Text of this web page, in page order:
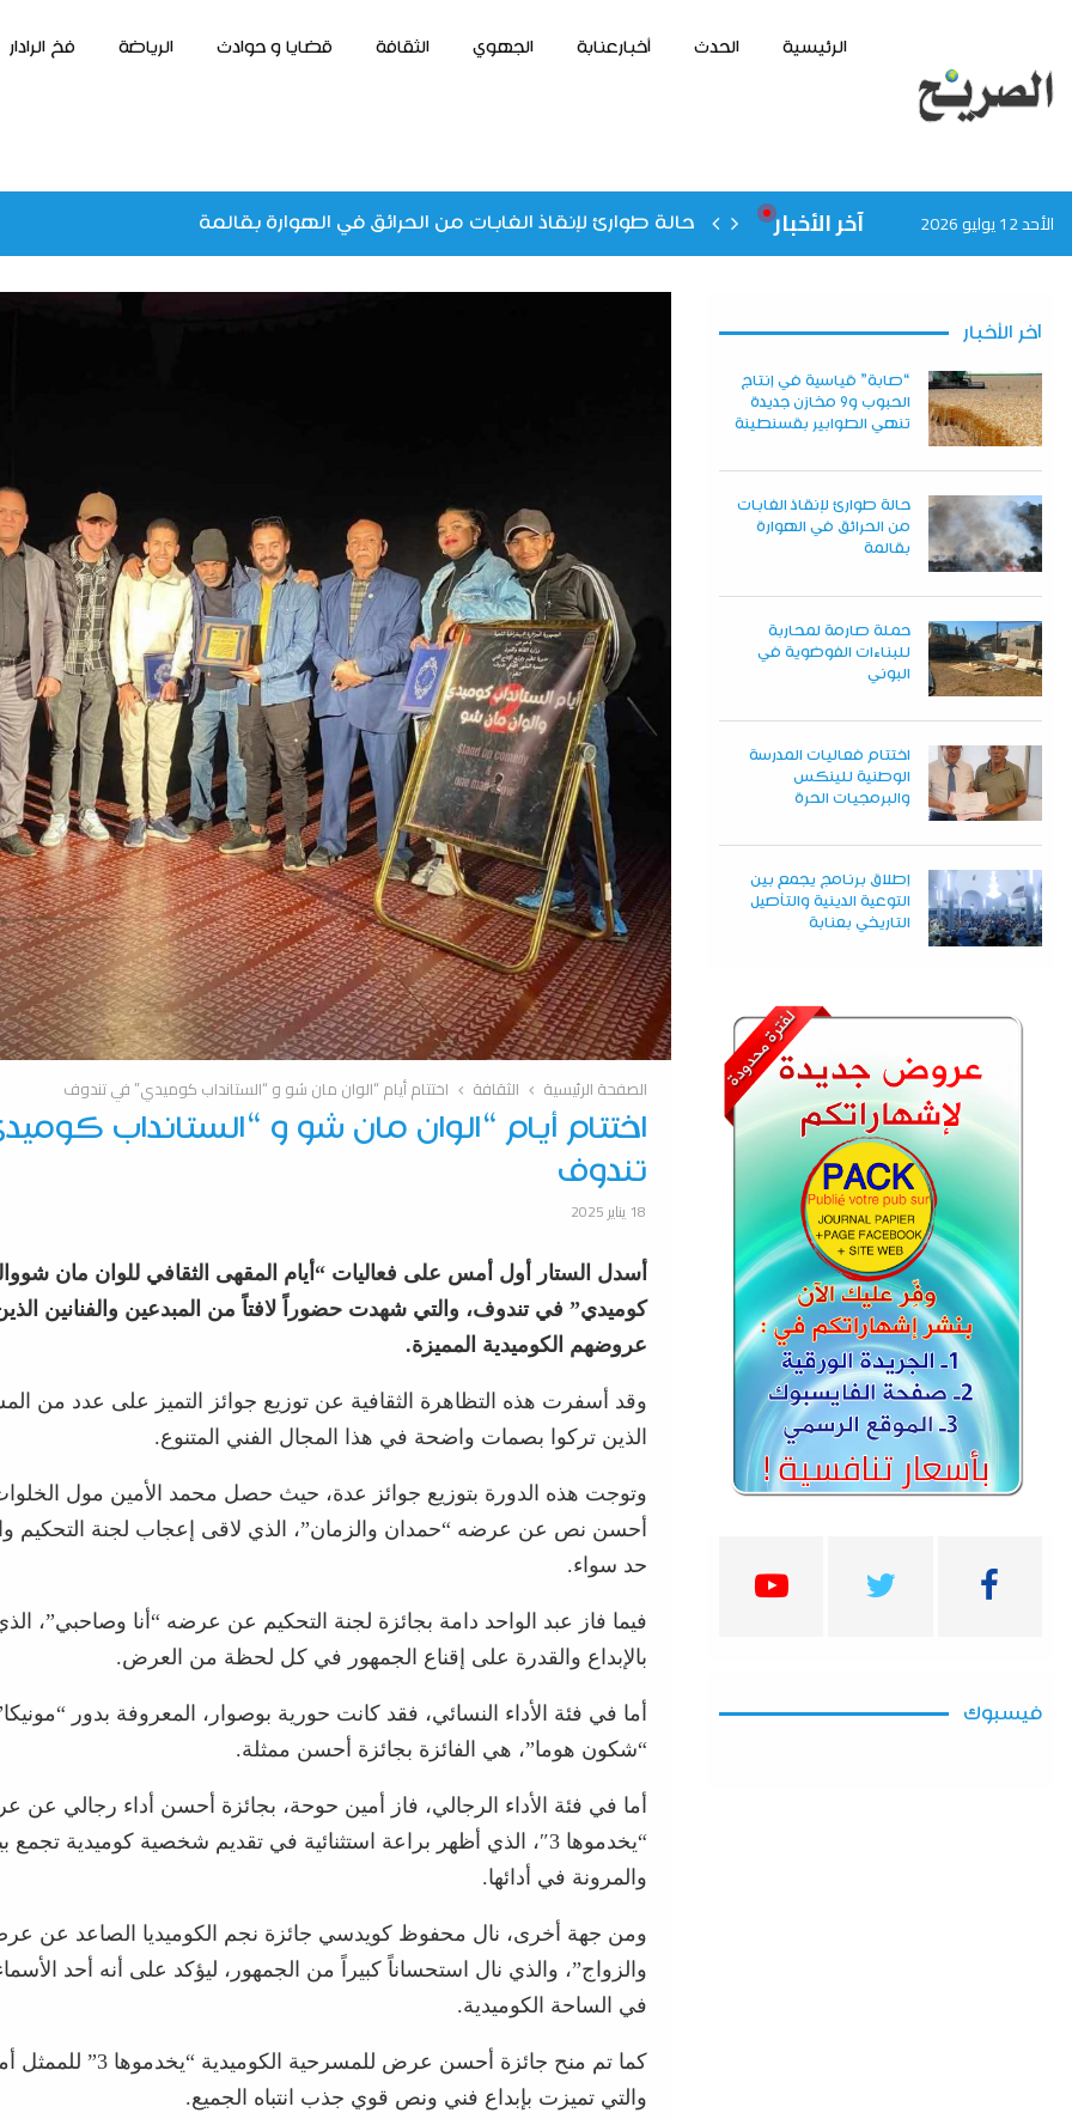
الرئيسية الحدث أخبارعنابة الجهوي الثقافة قضايا و حوادث الرياضة فخ الرادار
الأحد 12 يوليو 2026 آخر الأخبار حالة طوارئ لإنقاذ الغابات من الحرائق في الهوارة بقالمة
الصفحة الرئيسية الثقافة اختتام أيام “الوان مان شو و “الستانداب كوميدي” في تندوف
اختتام أيام “الوان مان شو و “الستانداب
تندوف
18 يناير 2025
أسدل الستار أول أمس على فعاليات “أيام المقهى الثقافي للوان مان
كوميدي” في تندوف، والتي شهدت حضوراً لافتاً من المبدعين والفنانين
عروضهم الكوميدية المميزة.
وقد أسفرت هذه التظاهرة الثقافية عن توزيع جوائز التميز على عدد من
الذين تركوا بصمات واضحة في هذا المجال الفني المتنوع.
وتوجت هذه الدورة بتوزيع جوائز عدة، حيث حصل محمد الأمين مول
أحسن نص عن عرضه “حمدان والزمان”، الذي لاقى إعجاب لجنة التحكيم
حد سواء.
فيما فاز عبد الواحد دامة بجائزة لجنة التحكيم عن عرضه “أنا وصاحبي”،
بالإبداع والقدرة على إقناع الجمهور في كل لحظة من العرض.
أما في فئة الأداء النسائي، فقد كانت حورية بوصوار، المعروفة بدور
“شكون هوما”، هي الفائزة بجائزة أحسن ممثلة.
أما في فئة الأداء الرجالي، فاز أمين حوحة، بجائزة أحسن أداء رجالي عن
“يخدموها 3″، الذي أظهر براعة استثنائية في تقديم شخصية كوميدية تجمع
والمرونة في أدائها.
ومن جهة أخرى، نال محفوظ كويدسي جائزة نجم الكوميديا الصاعد عن
والزواج”، والذي نال استحساناً كبيراً من الجمهور، ليؤكد على أنه أحد
في الساحة الكوميدية.
كما تم منح جائزة أحسن عرض للمسرحية
والتي تميزت بإبداع فني ونص قوي جذب انتباه الجميع.
آخر الأخبار
“صابة” قياسية في إنتاج
الحبوب و9 مخازن جديدة
تنهي الطوابير بقسنطينة
حالة طوارئ لإنقاذ الغابات
من الحرائق في الهوارة
بقالمة
حملة صارمة لمحاربة
للبناءات الفوضوية في
البوني
اختتام فعاليات المدرسة
الوطنية للينكس
والبرمجيات الحرة
إطلاق برنامج يجمع بين
التوعية الدينية والتأصيل
التاريخي بعنابة
فيسبوك